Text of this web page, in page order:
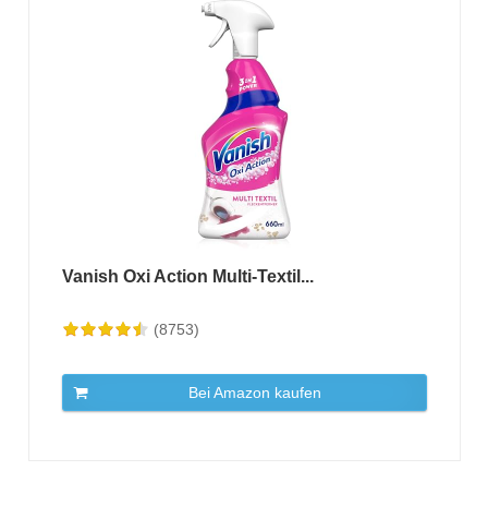
Vanish Oxi Action Multi-Textil...
(8753)
Bei Amazon kaufen